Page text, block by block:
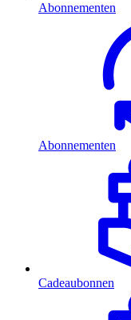
Abonnementen
Abonnementen
Cadeaubonnen